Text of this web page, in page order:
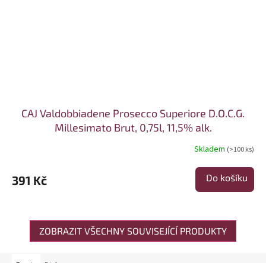
CAJ Valdobbiadene Prosecco Superiore D.O.C.G.
Millesimato Brut, 0,75l, 11,5% alk.
Skladem (>100 ks)
391 Kč Do košíku
ZOBRAZIT VŠECHNY SOUVISEJÍCÍ PRODUKTY